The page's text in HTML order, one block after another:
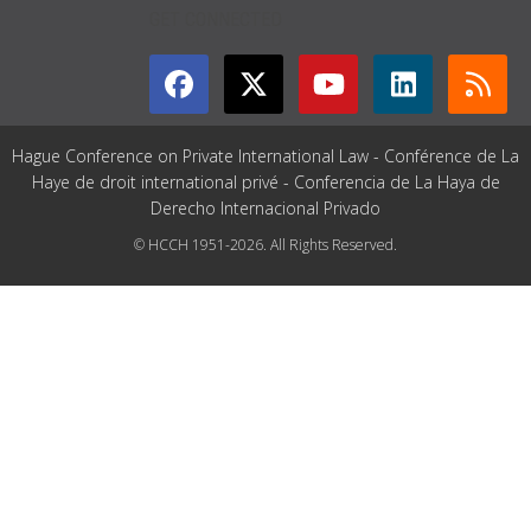
Hague Conference on Private International Law - Conférence de La
Haye de droit international privé - Conferencia de La Haya de
Derecho Internacional Privado
© HCCH 1951-2026. All Rights Reserved.